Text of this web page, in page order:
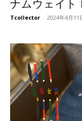
ナムウェイト
Tcollector - 2024年4月11